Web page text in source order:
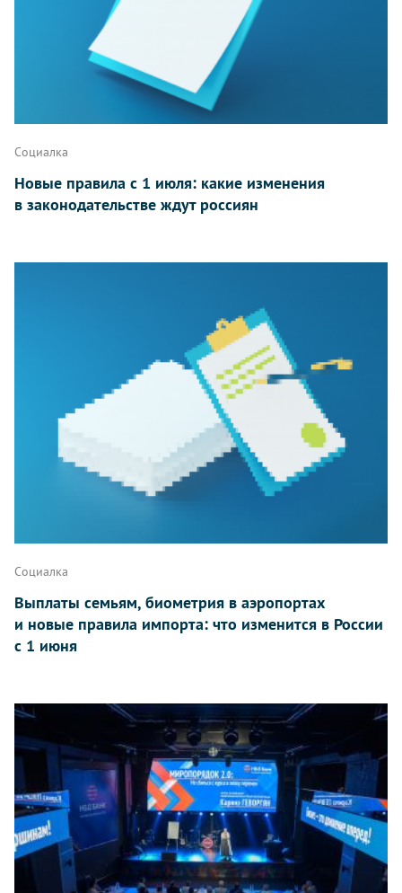
Социалка
Новые правила с 1 июля: какие изменения
в законодательстве ждут россиян
Социалка
Выплаты семьям, биометрия в аэропортах
и новые правила импорта: что изменится в России
с 1 июня